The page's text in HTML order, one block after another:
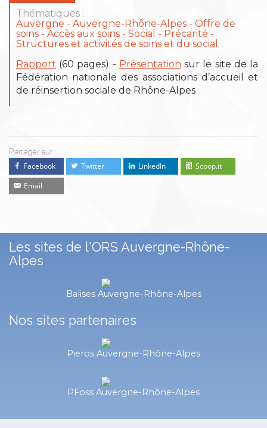
Thématiques :
Auvergne
Auvergne-Rhône-Alpes
Offre de
soins - Accès aux soins
Social - Précarité
Structures et activités de soins et du social
Rapport (60 pages) - Présentation sur le site de la
Fédération nationale des associations d’accueil et
de réinsertion sociale de Rhône-Alpes
Partager sur :
Facebook Twitter LinkedIn
Scoop.it
Email
Les sites de l'ORS Auvergne-Rhône-
Alpes
Balises Auvergne-Rhône-Alpes
Nos sites partenaires
Pieros Auvergne-Rhône-Alpes
PFoss Auvergne-Rhône-Alpes